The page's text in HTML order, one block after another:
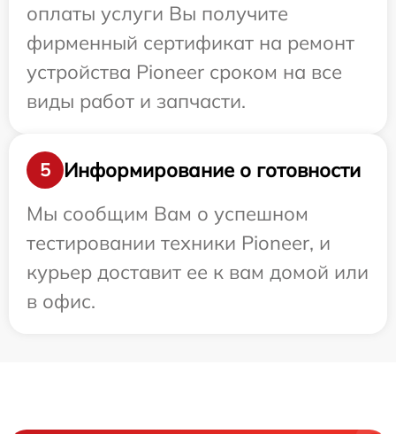
оплаты услуги Вы получите
фирменный сертификат на ремонт
устройства Pioneer сроком на все
виды работ и запчасти.
5
Информирование о готовности
Мы сообщим Вам о успешном
тестировании техники Pioneer, и
курьер доставит ее к вам домой или
в офис.